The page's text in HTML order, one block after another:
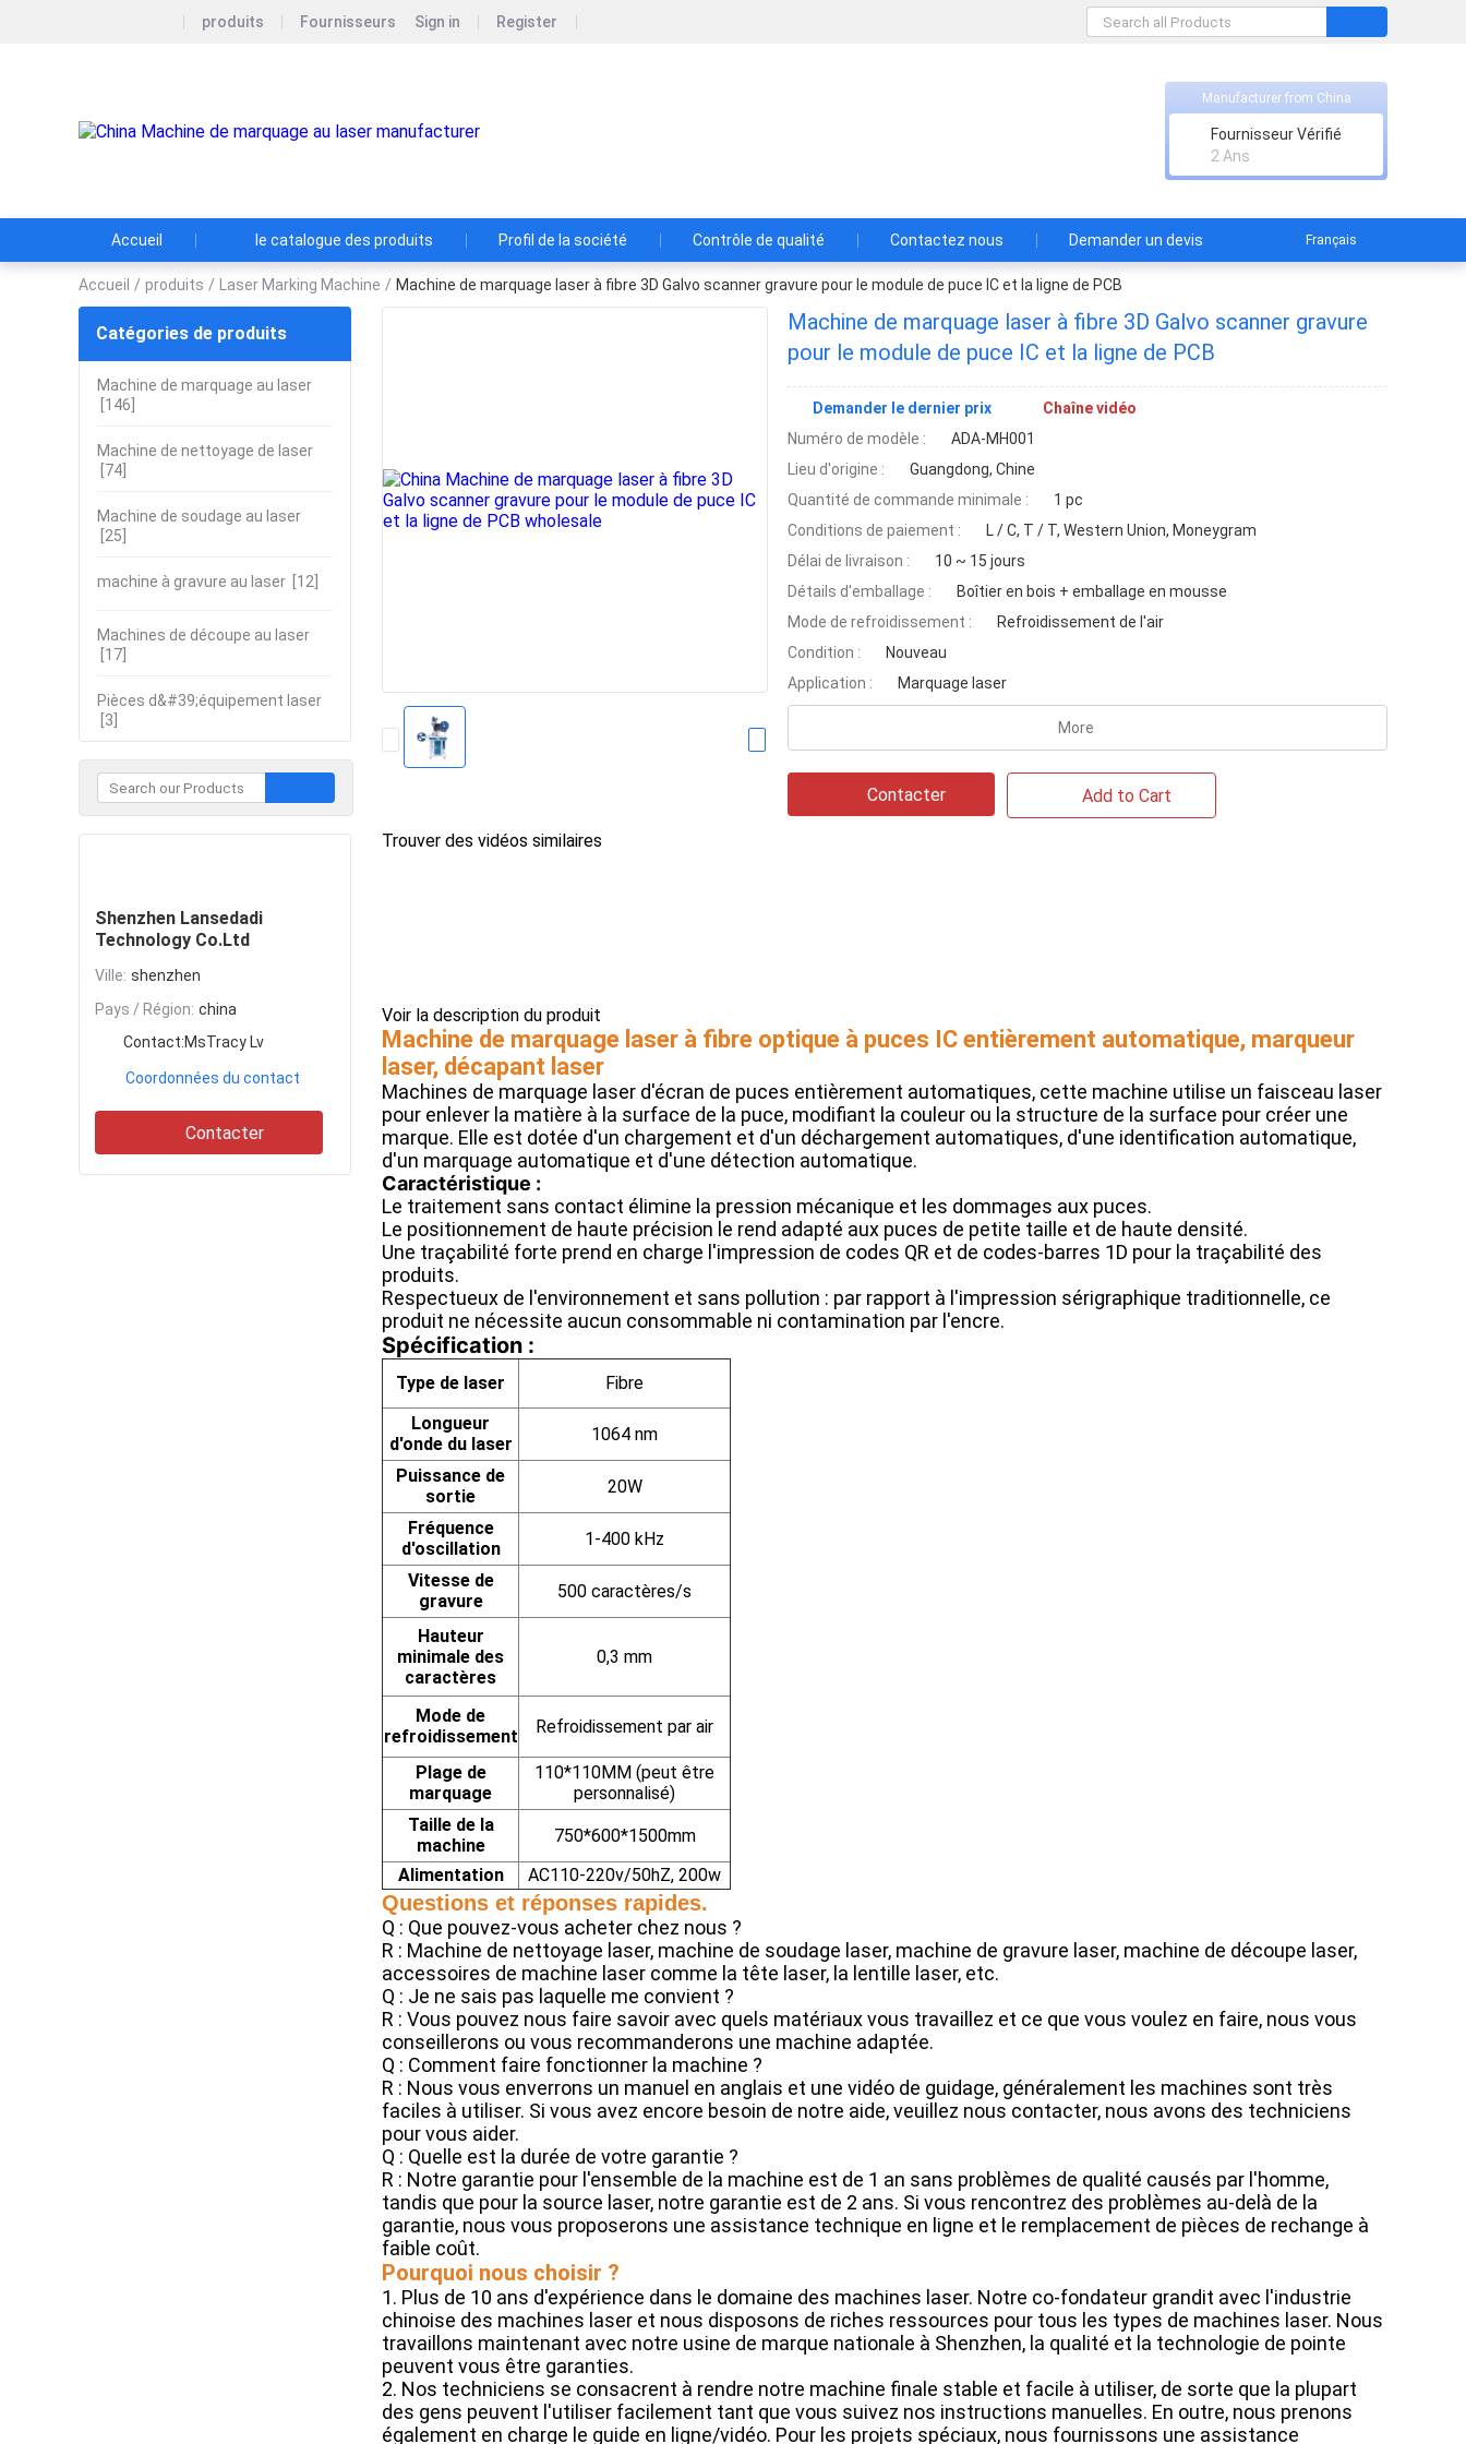
produits Fournisseurs Sign in Register
Manufacturer from China
Fournisseur Vérifié
2 Ans
Accueil le catalogue des produits Profil de la société Contrôle de qualité Contactez nous Demander un devis Français
Accueil / produits / Laser Marking Machine / Machine de marquage laser à fibre 3D Galvo scanner gravure pour le module de puce IC et la ligne de PCB
Catégories de produits
Machine de marquage au laser
[146]
Machine de nettoyage de laser
[74]
Machine de soudage au laser
[25]
machine à gravure au laser [12]
Machines de découpe au laser
[17]
Pièces d&#39;équipement laser
[3]
Shenzhen Lansedadi
Technology Co.Ltd
Ville: shenzhen
Pays / Région: china
Contact:MsTracy Lv
Coordonnées du contact
Contacter
Machine de marquage laser à fibre 3D Galvo scanner gravure
pour le module de puce IC et la ligne de PCB
Demander le dernier prix
Chaîne vidéo
Numéro de modèle :
ADA-MH001
Lieu d'origine :
Guangdong, Chine
Quantité de commande minimale :
1 pc
Conditions de paiement :
L / C, T / T, Western Union, Moneygram
Délai de livraison :
10 ~ 15 jours
Détails d'emballage :
Boîtier en bois + emballage en mousse
Mode de refroidissement :
Refroidissement de l'air
Condition :
Nouveau
Application :
Marquage laser
More
Contacter Add to Cart
Trouver des vidéos similaires
Voir la description du produit
Machine de marquage laser à fibre optique à puces IC entièrement automatique, marqueur
laser, décapant laser
Machines de marquage laser d'écran de puces entièrement automatiques, cette machine utilise un faisceau laser
pour enlever la matière à la surface de la puce, modifiant la couleur ou la structure de la surface pour créer une
marque. Elle est dotée d'un chargement et d'un déchargement automatiques, d'une identification automatique,
d'un marquage automatique et d'une détection automatique.
Caractéristique :
Le traitement sans contact élimine la pression mécanique et les dommages aux puces.
Le positionnement de haute précision le rend adapté aux puces de petite taille et de haute densité.
Une traçabilité forte prend en charge l'impression de codes QR et de codes-barres 1D pour la traçabilité des
produits.
Respectueux de l'environnement et sans pollution : par rapport à l'impression sérigraphique traditionnelle, ce
produit ne nécessite aucun consommable ni contamination par l'encre.
Spécification :
Type de laser
Fibre
Longueur
d'onde du laser
1064 nm
Puissance de
sortie
20W
Fréquence
d'oscillation
1-400 kHz
Vitesse de
gravure
500 caractères/s
Hauteur
minimale des
caractères
0,3 mm
Mode de
refroidissement
Refroidissement par air
Plage de
marquage
110*110MM (peut être
personnalisé)
Taille de la
machine
750*600*1500mm
Alimentation
AC110-220v/50hZ, 200w
Questions et réponses rapides.
Q : Que pouvez-vous acheter chez nous ?
R : Machine de nettoyage laser, machine de soudage laser, machine de gravure laser, machine de découpe laser,
accessoires de machine laser comme la tête laser, la lentille laser, etc.
Q : Je ne sais pas laquelle me convient ?
R : Vous pouvez nous faire savoir avec quels matériaux vous travaillez et ce que vous voulez en faire, nous vous
conseillerons ou vous recommanderons une machine adaptée.
Q : Comment faire fonctionner la machine ?
R : Nous vous enverrons un manuel en anglais et une vidéo de guidage, généralement les machines sont très
faciles à utiliser. Si vous avez encore besoin de notre aide, veuillez nous contacter, nous avons des techniciens
pour vous aider.
Q : Quelle est la durée de votre garantie ?
R : Notre garantie pour l'ensemble de la machine est de 1 an sans problèmes de qualité causés par l'homme,
tandis que pour la source laser, notre garantie est de 2 ans. Si vous rencontrez des problèmes au-delà de la
garantie, nous vous proposerons une assistance technique en ligne et le remplacement de pièces de rechange à
faible coût.
Pourquoi nous choisir ?
1. Plus de 10 ans d'expérience dans le domaine des machines laser. Notre co-fondateur grandit avec l'industrie
chinoise des machines laser et nous disposons de riches ressources pour tous les types de machines laser. Nous
travaillons maintenant avec notre usine de marque nationale à Shenzhen, la qualité et la technologie de pointe
peuvent vous être garanties.
2. Nos techniciens se consacrent à rendre notre machine finale stable et facile à utiliser, de sorte que la plupart
des gens peuvent l'utiliser facilement tant que vous suivez nos instructions manuelles. En outre, nous prenons
également en charge le guide en ligne/vidéo. Pour les projets spéciaux, nous fournissons une assistance